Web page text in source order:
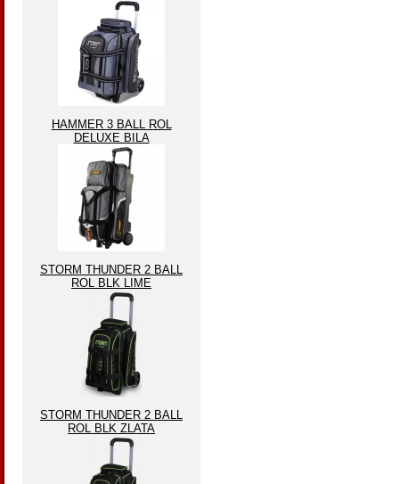
HAMMER 3 BALL ROL
DELUXE BILA
STORM THUNDER 2 BALL
ROL BLK LIME
STORM THUNDER 2 BALL
ROL BLK ZLATA